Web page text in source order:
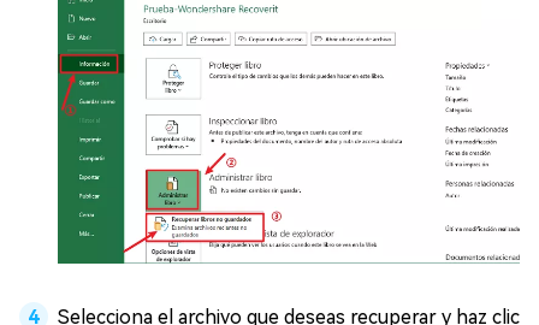
Selecciona el archivo que deseas recuperar y haz clic